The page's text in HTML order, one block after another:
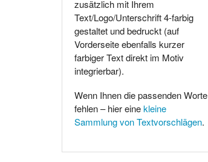
zusätzlich mit Ihrem
Text/Logo/Unterschrift 4-farbig
gestaltet und bedruckt (auf
Vorderseite ebenfalls kurzer
farbiger Text direkt im Motiv
integrierbar).
Wenn Ihnen die passenden Worte
fehlen – hier einekleine
Sammlung von Textvorschlägen.